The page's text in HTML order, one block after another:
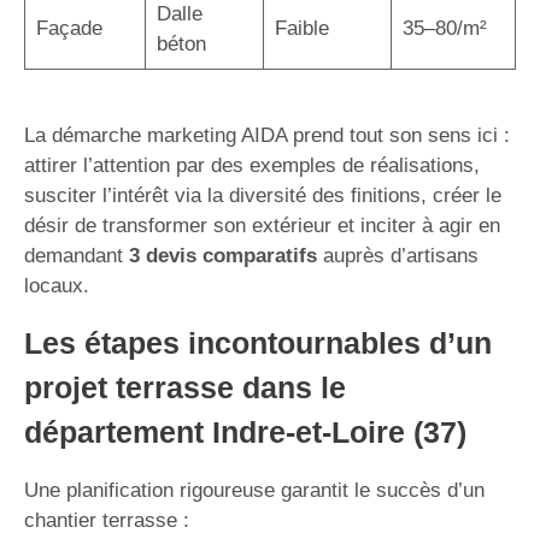
Façade
Dalle
béton
Faible 35–80/m²
La démarche marketing AIDA prend tout son sens ici :
attirer l’attention par des exemples de réalisations,
susciter l’intérêt via la diversité des finitions, créer le
désir de transformer son extérieur et inciter à agir en
demandant 3 devis comparatifs auprès d’artisans
locaux.
Les étapes incontournables d’un
projet terrasse dans le
département Indre-et-Loire (37)
Une planification rigoureuse garantit le succès d’un
chantier terrasse :